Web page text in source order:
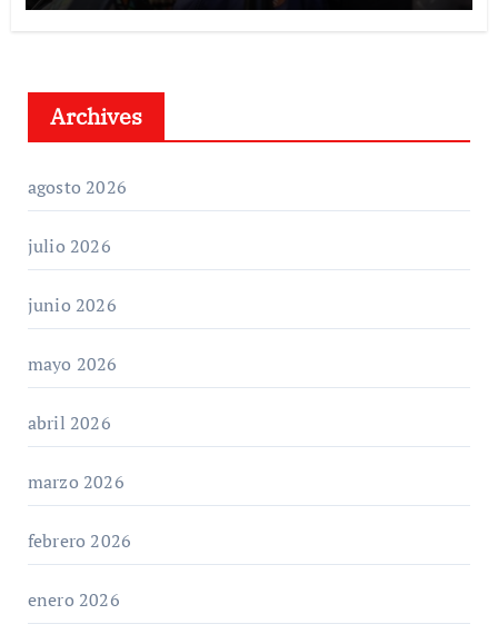
Archives
agosto 2026
julio 2026
junio 2026
mayo 2026
abril 2026
marzo 2026
febrero 2026
enero 2026